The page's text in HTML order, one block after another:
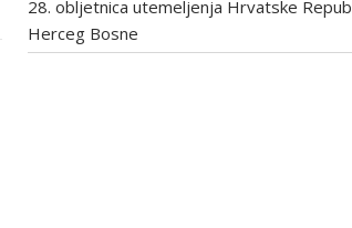
28. obljetnica utemeljenja Hrvatske
Herceg Bosne